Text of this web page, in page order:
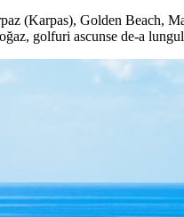
(Karpas), Golden Beach,
golfuri ascunse de-a